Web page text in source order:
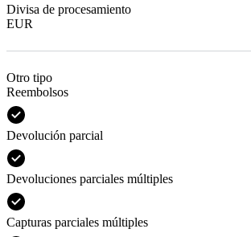
Divisa de procesamiento
EUR
Otro tipo
Reembolsos
Devolución parcial
Devoluciones parciales múltiples
Capturas parciales múltiples